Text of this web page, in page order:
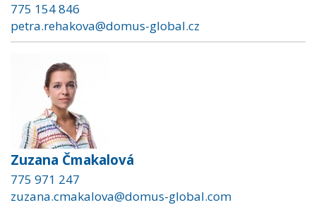
775 154 846
petra.rehakova@domus-global.cz
Zuzana Čmakalová
775 971 247
zuzana.cmakalova@domus-global.com